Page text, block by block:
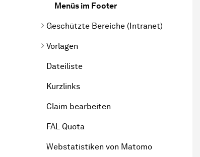
Menüs im Footer
Geschützte Bereiche (Intranet)
Vorlagen
Dateiliste
Kurzlinks
Claim bearbeiten
FAL Quota
Webstatistiken von Matomo